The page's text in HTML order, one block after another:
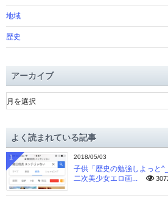
地域
歴史
アーカイブ
ア
ー
ブよく読まれている記事
2018/05/03
子供「歴史の勉強しよっと
二次美少女エロ画...
1